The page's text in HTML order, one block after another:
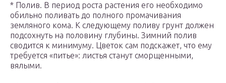
* Полив. В период роста растения его необходимо
обильно поливать до полного промачивания
земляного кома. К следующему поливу грунт должен
подсохнуть на половину глубины. Зимний полив
сводится к минимуму. Цветок сам подскажет, что ему
требуется «питье»: листья станут сморщенными,
вялыми.